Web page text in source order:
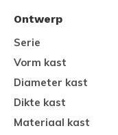
Ontwerp
Serie
Vorm kast
Diameter kast
Dikte kast
Materiaal kast